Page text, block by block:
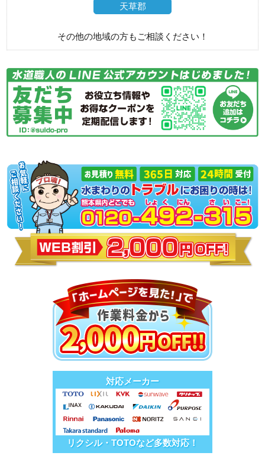
天草郡
その他の地域の方もご相談ください！
対応メーカー
リクシル・TOTOなど多数対応！